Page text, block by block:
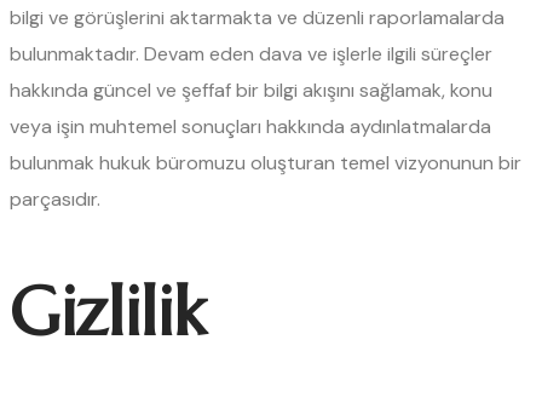
bilgi ve görüşlerini aktarmakta ve düzenli raporlamalarda
bulunmaktadır. Devam eden dava ve işlerle ilgili süreçler
hakkında güncel ve şeffaf bir bilgi akışını sağlamak, konu
veya işin muhtemel sonuçları hakkında aydınlatmalarda
bulunmak hukuk büromuzu oluşturan temel vizyonunun bir
parçasıdır.
Gizlilik